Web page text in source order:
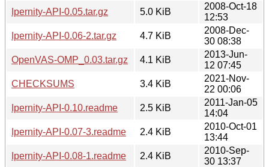
Ipernity-API-0.05.tar.gz
5.0 KiB
2008-Oct-18
12:53
Ipernity-API-0.06-2.tar.gz
4.7 KiB
2008-Dec-
30 08:38
OpenVAS-OMP_0.03.tar.gz
4.1 KiB
2013-Jun-
12 07:45
CHECKSUMS
3.4 KiB
2021-Nov-
22 00:06
Ipernity-API-0.10.readme
2.5 KiB
2011-Jan-05
14:04
Ipernity-API-0.07-3.readme
2.4 KiB
2010-Oct-01
13:44
Ipernity-API-0.08-1.readme
2.4 KiB
2010-Sep-
30 13:37